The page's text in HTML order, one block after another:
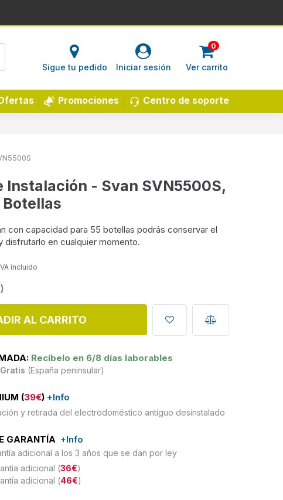
Sigue tu pedido Iniciar sesión
0
Ver carrito
Centro de soporte
Promociones
Instalación - Svan SVN5500S,
Botellas
con capacidad para 55 botellas podrás conservar el
disfrutarlo en cualquier momento.
incluido
AL CARRITO
Recíbelo en 6/8 días laborables
Gratis (España peninsular)
(39€) +Info
y retirada del electrodoméstico antiguo desinstalado
GARANTÍA +Info
adicional a los 3 años que se dan por ley
adicional (36€)
adicional (46€)